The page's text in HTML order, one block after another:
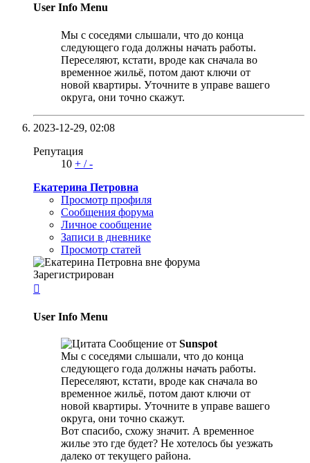
User Info Menu
Мы с соседями слышали, что до конца
следующего года должны начать работы.
Переселяют, кстати, вроде как сначала во
временное жильё, потом дают ключи от
новой квартиры. Уточните в управе вашего
округа, они точно скажут.
2023-12-29, 02:08
Репутация
10 + /-
Екатерина Петровна
Просмотр профиля
Сообщения форума
Личное сообщение
Записи в дневнике
Просмотр статей
Зарегистрирован

User Info Menu
Сообщение от Sunspot
Мы с соседями слышали, что до конца
следующего года должны начать работы.
Переселяют, кстати, вроде как сначала во
временное жильё, потом дают ключи от
новой квартиры. Уточните в управе вашего
округа, они точно скажут.
Вот спасибо, схожу значит. А временное
жилье это где будет? Не хотелось бы уезжать
далеко от текущего района.